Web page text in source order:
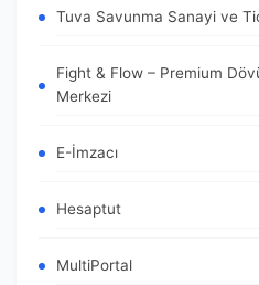
Tuva Savunma Sanayi ve
Fight & Flow – Premium
Merkezi
E-İmzacı
Hesaptut
MultiPortal